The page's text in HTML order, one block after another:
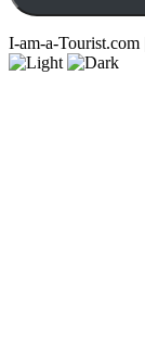
I-am-a-Tourist.com